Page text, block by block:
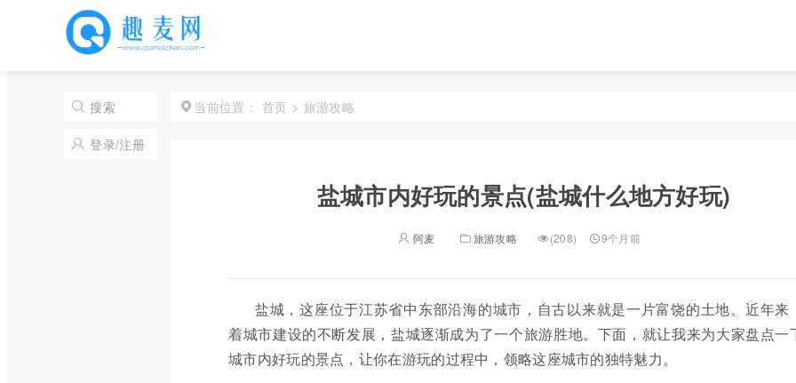
搜索
登录/注册
当前位置： 首页 > 旅游攻略
盐城市内好玩的景点(盐城什么地方好玩)
阿麦 旅游攻略 (208) 9个月前
盐城，这座位于江苏省中东部沿海的城市，自古以来就是一片富饶的土地。近年来
着城市建设的不断发展，盐城逐渐成为了一个旅游胜地。下面，就让我来为大家盘点一
城市内好玩的景点，让你在游玩的过程中，领略这座城市的独特魅力。